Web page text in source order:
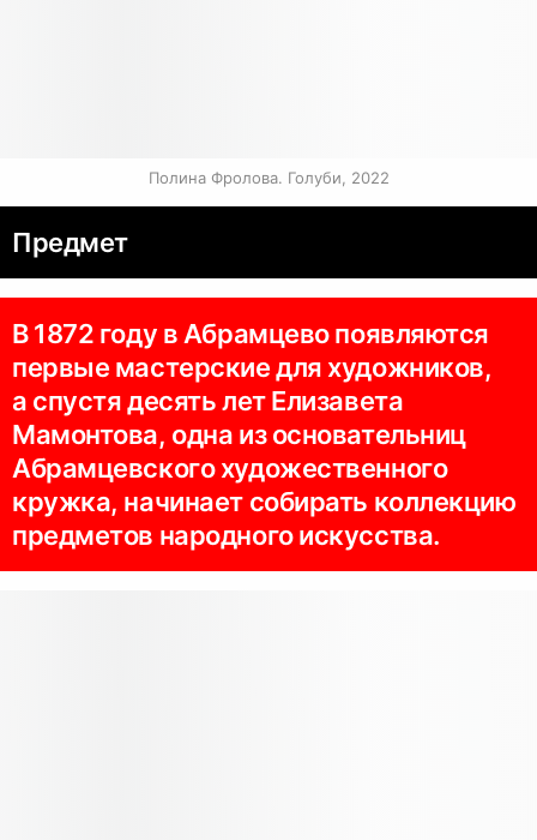
Полина Фролова. Голуби, 2022
Предмет
В 1872 году в Абрамцево появляются
первые мастерские для художников,
а спустя десять лет Елизавета
Мамонтова, одна из основательниц
Абрамцевского художественного
кружка, начинает собирать коллекцию
предметов народного искусства.